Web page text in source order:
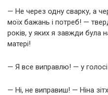
— Не через одну сварку, а
моїх бажань і потреб! —
років, у яких я завжди була
матері!
— Я все виправлю! — у голосі
— Ні, не виправиш! — Ніна